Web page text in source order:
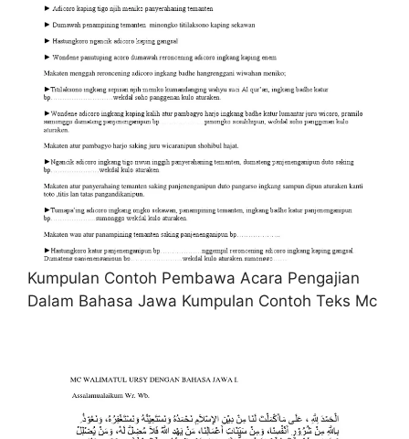
Kumpulan Contoh Pembawa Acara Pengajian
Dalam Bahasa Jawa Kumpulan Contoh Teks Mc